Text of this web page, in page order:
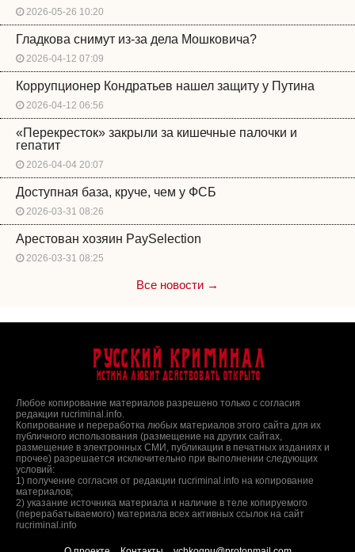
2026-05-26 10:20
Гладкова снимут из-за дела Мошковича?
2026-04-12 07:09
Коррупционер Кондратьев нашел защиту у Путина
2026-04-12 06:56
«Перекресток» закрыли за кишечные палочки и
гепатит
2026-04-04 20:07
Доступная база, круче, чем у ФСБ
2026-03-31 08:26
Арестован хозяин PaySelection
2026-03-31 08:25
Все новости →
Русский Криминал
Истина любит действовать открыто
Любое копирование материалов разрешено только с согласия
редакции rucriminal.info.
Копирование и переработка любых материалов этого сайта для их
публичного использования (размещение на других сайтах,
размещение в электронных СМИ, публикации в печатных изданиях и
прочее) разрешается исключительно при выполнении следующих
условий:
1) получение согласия от редакции rucriminal.info на копирование
материалов;
2) указание источника материала и наличие в теле копируемого
(перерабатываемого) материала всех активных ссылок на сайт
rucriminal.info